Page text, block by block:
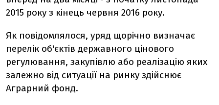
2015 року з кінець червня 2016 року.
Як повідомлялося, уряд щорічно визначає
перелік об'єктів державного цінового
регулювання, закупівлю або реалізацію яких
залежно від ситуації на ринку здійснює
Аграрний фонд.